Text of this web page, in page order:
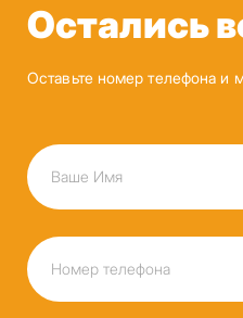
Остались
Оставьте номер телефона и